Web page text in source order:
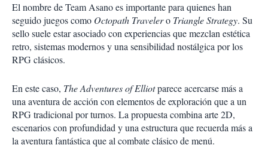
El nombre de Team Asano es importante para quienes han
seguido juegos como Octopath Travelero Triangle Strategy. Su
sello suele estar asociado con experiencias que mezclan estética
retro, sistemas modernos y una sensibilidad nostálgica por los
RPG clásicos.
En este caso, The Adventures of Elliotparece acercarse más a
una aventura de acción con elementos de exploración que a un
RPG tradicional por turnos. La propuesta combina arte 2D,
escenarios con profundidad y una estructura que recuerda más a
la aventura fantástica que al combate clásico de menú.